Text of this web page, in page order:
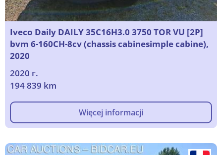
Iveco Daily DAILY 35C16H3.0 3750 TOR VU [2P]
bvm 6-160CH-8cv (chassis cabinesimple cabine),
2020
2020 г.
194 839 km
Więcej informacji